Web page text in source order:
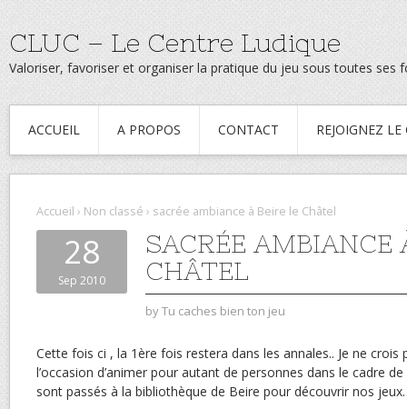
CLUC – Le Centre Ludique
Valoriser, favoriser et organiser la pratique du jeu sous toutes
ACCUEIL A PROPOS CONTACT REJOIGNEZ
Accueil › Non classé › sacrée ambiance à Beire le Châtel
28
Sep 2010
SACRÉE AMBIANCE
CHÂTEL
byTu caches bien ton jeu
Cette fois ci , la 1ère fois restera dans les annales.. Je ne crois
l’occasion d’animer pour autant de personnes dans le cadre
sont passés à la bibliothèque de Beire pour découvrir nos